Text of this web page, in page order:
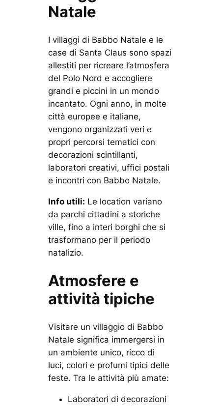
Natale
I villaggi di Babbo Natale e le
case di Santa Claus sono spazi
allestiti per ricreare l’atmosfera
del Polo Nord e accogliere
grandi e piccini in un mondo
incantato. Ogni anno, in molte
città europee e italiane,
vengono organizzati veri e
propri percorsi tematici con
decorazioni scintillanti,
laboratori creativi, uffici postali
e incontri con Babbo Natale.
Info utili: Le location variano
da parchi cittadini a storiche
ville, fino a interi borghi che si
trasformano per il periodo
natalizio.
Atmosfere e
attività tipiche
Visitare un villaggio di Babbo
Natale significa immergersi in
un ambiente unico, ricco di
luci, colori e profumi tipici delle
feste. Tra le attività più amate:
Laboratori di decorazioni